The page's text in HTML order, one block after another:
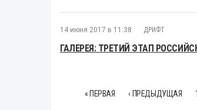
14 июня 2017 в 11:38 ДРИФТ
ГАЛЕРЕЯ: ТРЕТИЙ ЭТАП
« ПЕРВАЯ ‹ ПРЕДЫДУЩАЯ 1